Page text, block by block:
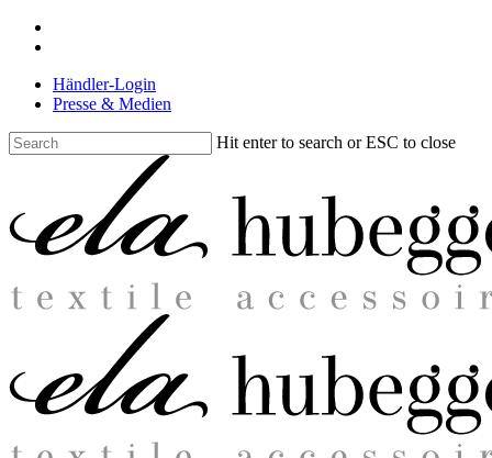
Skip
contentHändler-Login
Presse & Medien
Hit enter to search or ESC to close